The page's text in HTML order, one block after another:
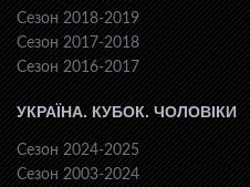
Сезон 2018-2019
Сезон 2017-2018
Сезон 2016-2017
УКРАЇНА. КУБОК. ЧОЛОВІКИ
Сезон 2024-2025
Сезон 2003-2024